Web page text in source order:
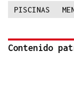
PISCINAS
Contenido